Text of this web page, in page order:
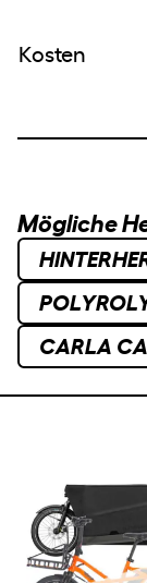
Kosten
Mögliche
CARLA